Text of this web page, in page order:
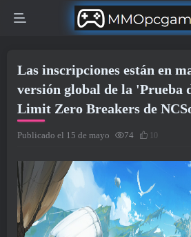
Las inscripciones están en
versión global de la 'Prueba
Limit Zero Breakers de
Publicado el 15 de mayo 74 10